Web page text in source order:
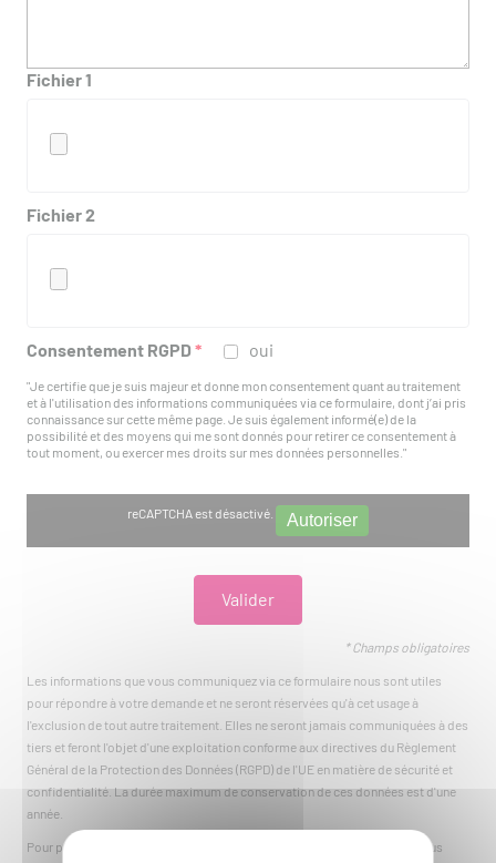
Fichier 1
Fichier 2
Consentement RGPD * oui
"Je certifie que je suis majeur et donne mon consentement quant au traitement
et à l'utilisation des informations communiquées via ce formulaire, dont j’ai pris
connaissance sur cette même page. Je suis également informé(e) de la
possibilité et des moyens qui me sont donnés pour retirer ce consentement à
tout moment, ou exercer mes droits sur mes données personnelles."
reCAPTCHA est désactivé. Autoriser
* Champs obligatoires
Les informations que vous communiquez via ce formulaire nous sont utiles
pour répondre à votre demande et ne seront réservées qu'à cet usage à
l'exclusion de tout autre traitement. Elles ne seront jamais communiquées à des
tiers et feront l'objet d'une exploitation conforme aux directives du Règlement
Général de la Protection des Données (RGPD) de l'UE en matière de sécurité et
confidentialité. La durée maximum de conservation de ces données est d'une
année.
Pour plus d'informations sur notre gestion des données personnelles, vous